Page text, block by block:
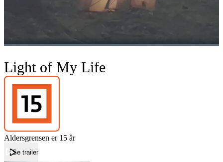
Light of My Life
Aldersgrensen er 15 år
Se trailer